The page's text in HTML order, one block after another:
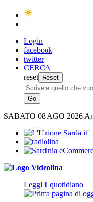
Login
facebook
twitter
CERCA
reset
SABATO 08 AGO 2026
Leggi il quotidiano